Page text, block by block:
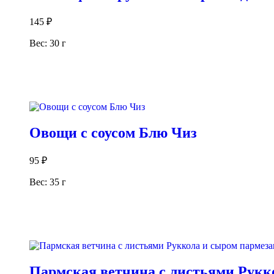
145 ₽
Вес: 30 г
Овощи с соусом Блю Чиз
95 ₽
Вес: 35 г